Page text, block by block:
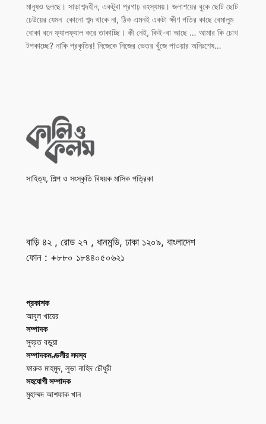
মানুষও দুলছে। সাড়াশব্দহীন, একটুবা প্রগাঢ় রহস্যময়। জলাশয়ের বুকে ছোট ছোট
ঢেউয়ের যেমন কোনো শব্দ থাকে না, ঠিক এমনই একটা ক্ষীণ গতির কাছে বেমালুম
বোকা বনে ফ্যালফ্যাল করে তাকাচ্ছি। কী নেই, কিই-বা আছে … আমার কি চোখ
টপকাচ্ছে? নাকি প্রকৃতির! নিজেকে নিজের ভেতর খুঁজে পাওয়ার অনিঃশেষ…
সাহিত্য, শিল্প ও সংস্কৃতি বিষয়ক মাসিক পত্রিকা
বাড়ি ৪২ , রোড ২৭ , ধানমন্ডি, ঢাকা ১২০৯, বাংলাদেশ
ফোন : +৮৮০ ১৮৪৪০৫০৬২১
প্রকাশক
আবুল খায়ের
সম্পাদক
সুব্রত বড়ুয়া
সম্পাদকমণ্ডলীর সদস্য
ফারুক মাহমুদ, লুভা নাহিদ চৌধুরী
সহযোগী সম্পাদক
মুহাম্মদ আশফাক খান